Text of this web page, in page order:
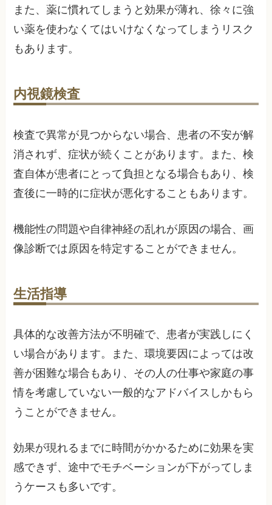
また、薬に慣れてしまうと効果が薄れ、徐々に強
い薬を使わなくてはいけなくなってしまうリスク
もあります。
内視鏡検査
検査で異常が見つからない場合、患者の不安が解
消されず、症状が続くことがあります。また、検
査自体が患者にとって負担となる場合もあり、検
査後に一時的に症状が悪化することもあります。
機能性の問題や自律神経の乱れが原因の場合、画
像診断では原因を特定することができません。
生活指導
具体的な改善方法が不明確で、患者が実践しにく
い場合があります。また、環境要因によっては改
善が困難な場合もあり、その人の仕事や家庭の事
情を考慮していない一般的なアドバイスしかもら
うことができません。
効果が現れるまでに時間がかかるために効果を実
感できず、途中でモチベーションが下がってしま
うケースも多いです。